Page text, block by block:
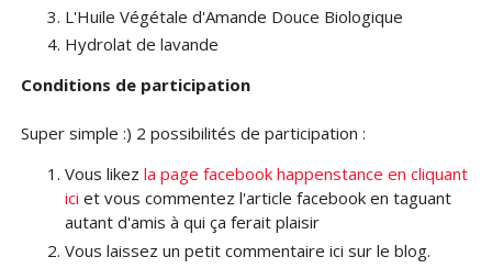
L'Huile Végétale d'Amande Douce Biologique
Hydrolat de lavande
Conditions de participation
Super simple :) 2 possibilités de participation :
Vous likez la page facebook happenstance en cliquant
ici et vous commentez l'article facebook en taguant
autant d'amis à qui ça ferait plaisir
Vous laissez un petit commentaire ici sur le blog.